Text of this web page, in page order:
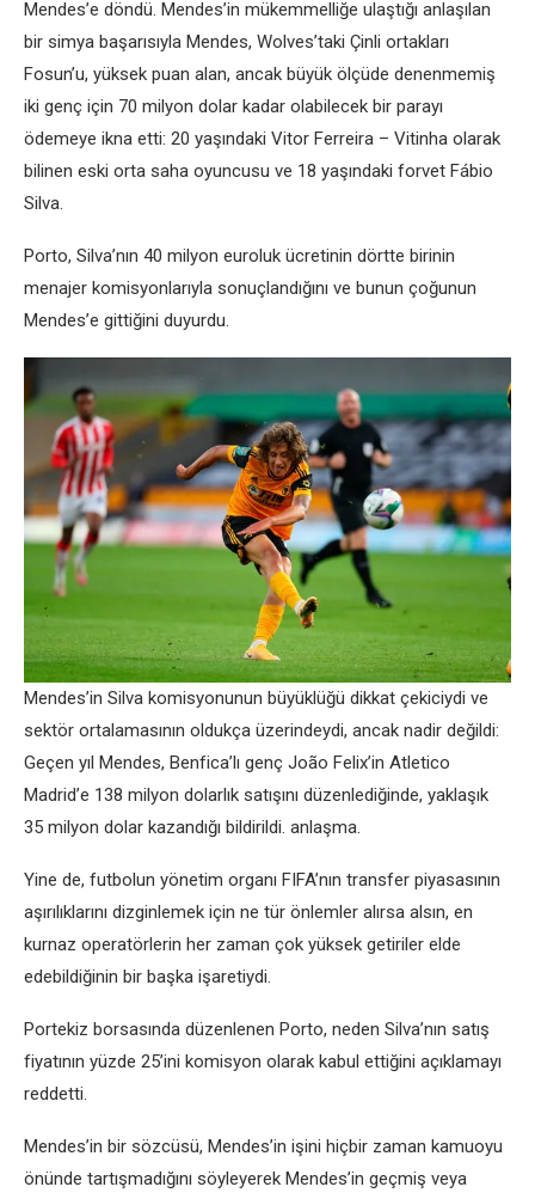
Mendes’e döndü. Mendes’in mükemmelliğe ulaştığı anlaşılan
bir simya başarısıyla Mendes, Wolves’taki Çinli ortakları
Fosun’u, yüksek puan alan, ancak büyük ölçüde denenmemiş
iki genç için 70 milyon dolar kadar olabilecek bir parayı
ödemeye ikna etti: 20 yaşındaki Vitor Ferreira – Vitinha olarak
bilinen eski orta saha oyuncusu ve 18 yaşındaki forvet Fábio
Silva.
Porto, Silva’nın 40 milyon euroluk ücretinin dörtte birinin
menajer komisyonlarıyla sonuçlandığını ve bunun çoğunun
Mendes’e gittiğini duyurdu.
Mendes’in Silva komisyonunun büyüklüğü dikkat çekiciydi ve
sektör ortalamasının oldukça üzerindeydi, ancak nadir değildi:
Geçen yıl Mendes, Benfica’lı genç João Felix’in Atletico
Madrid’e 138 milyon dolarlık satışını düzenlediğinde, yaklaşık
35 milyon dolar kazandığı bildirildi. anlaşma.
Yine de, futbolun yönetim organı FIFA’nın transfer piyasasının
aşırılıklarını dizginlemek için ne tür önlemler alırsa alsın, en
kurnaz operatörlerin her zaman çok yüksek getiriler elde
edebildiğinin bir başka işaretiydi.
Portekiz borsasında düzenlenen Porto, neden Silva’nın satış
fiyatının yüzde 25’ini komisyon olarak kabul ettiğini açıklamayı
reddetti.
Mendes’in bir sözcüsü, Mendes’in işini hiçbir zaman kamuoyu
önünde tartışmadığını söyleyerek Mendes’in geçmiş veya